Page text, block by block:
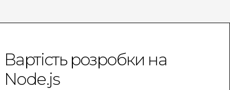
Вартість розробки на
Node.js